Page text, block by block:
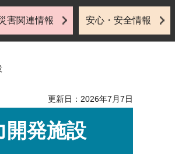
害関連情報 安心・安全情報
更新日：2026年7月7日
開発施設